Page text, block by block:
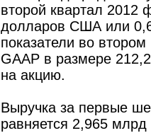
второй квартал 2012
долларов США или
показатели во
GAAP в размере
на акцию.
Выручка за первые
равняется 2,965